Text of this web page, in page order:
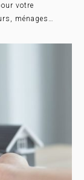
votre
ménages…